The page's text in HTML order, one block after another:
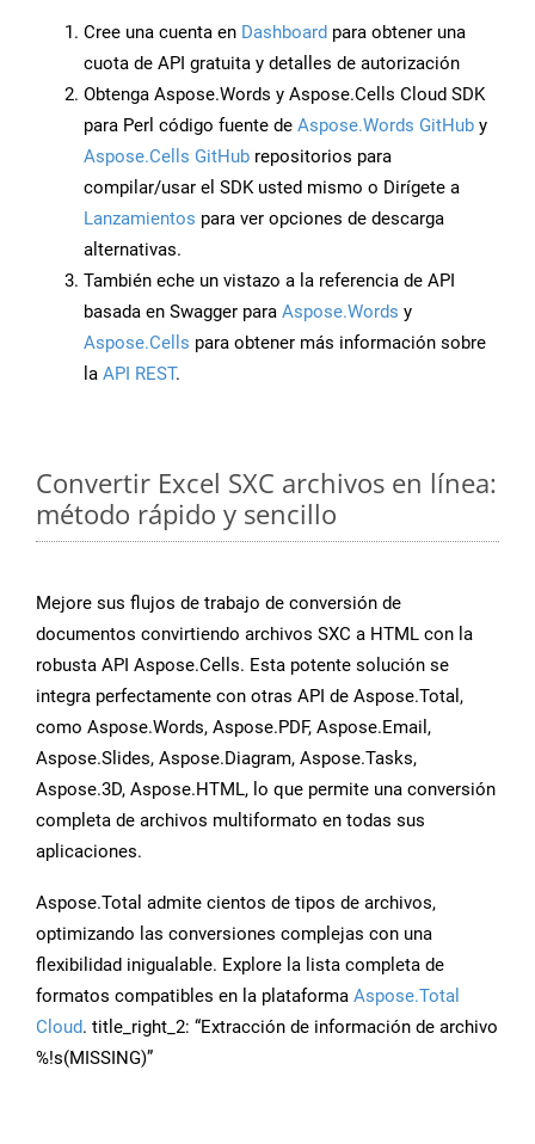
Cree una cuenta en Dashboard para obtener una
cuota de API gratuita y detalles de autorización
Obtenga Aspose.Words y Aspose.Cells Cloud SDK
para Perl código fuente de Aspose.Words GitHub y
Aspose.Cells GitHub repositorios para
compilar/usar el SDK usted mismo o Dirígete a
Lanzamientos para ver opciones de descarga
alternativas.
También eche un vistazo a la referencia de API
basada en Swagger para Aspose.Words y
Aspose.Cells para obtener más información sobre
la API REST.
Convertir Excel SXC archivos en línea:
método rápido y sencillo
Mejore sus flujos de trabajo de conversión de
documentos convirtiendo archivos SXC a HTML con la
robusta API Aspose.Cells. Esta potente solución se
integra perfectamente con otras API de Aspose.Total,
como Aspose.Words, Aspose.PDF, Aspose.Email,
Aspose.Slides, Aspose.Diagram, Aspose.Tasks,
Aspose.3D, Aspose.HTML, lo que permite una conversión
completa de archivos multiformato en todas sus
aplicaciones.
Aspose.Total admite cientos de tipos de archivos,
optimizando las conversiones complejas con una
flexibilidad inigualable. Explore la lista completa de
formatos compatibles en la plataforma Aspose.Total
Cloud. title_right_2: “Extracción de información de archivo
%!s(MISSING)”